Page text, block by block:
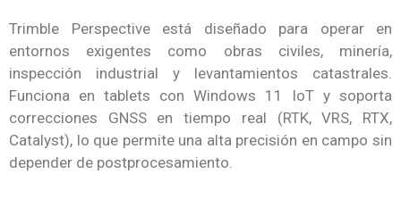
Trimble Perspective está diseñado para operar en
entornos exigentes como obras civiles, minería,
inspección industrial y levantamientos catastrales.
Funciona en tablets con Windows 11 IoT y soporta
correcciones GNSS en tiempo real (RTK, VRS, RTX,
Catalyst), lo que permite una alta precisión en campo sin
depender de postprocesamiento.